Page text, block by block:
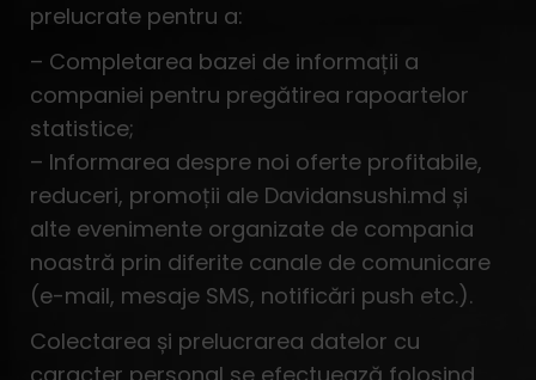
prelucrate pentru a:
– Completarea bazei de informații a
companiei pentru pregătirea rapoartelor
statistice;
– Informarea despre noi oferte profitabile,
reduceri, promoții ale Davidansushi.md și
alte evenimente organizate de compania
noastră prin diferite canale de comunicare
(e-mail, mesaje SMS, notificări push etc.).
Colectarea și prelucrarea datelor cu